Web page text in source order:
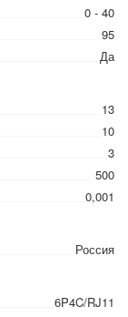
0 - 40
95
Да
13
10
3
500
0,001
Россия
6P4C/RJ11